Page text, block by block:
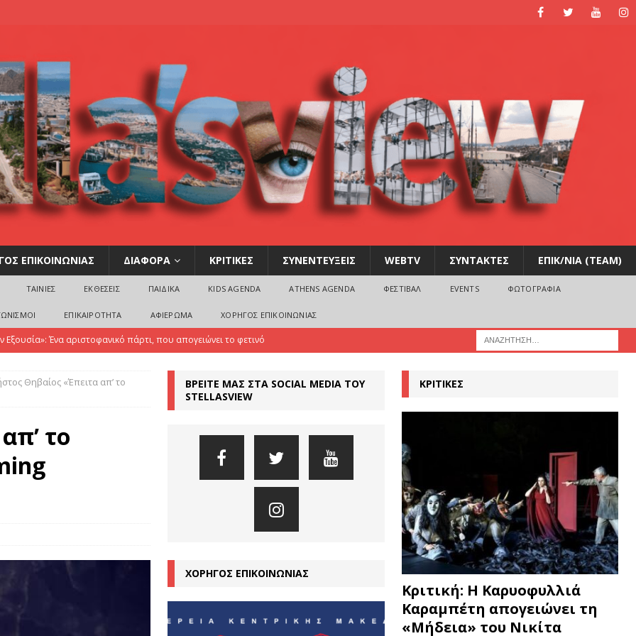
ΕΠΙΚΟΙΝΩΝΙΑΣ ΔΙΑΦΟΡΑ ΚΡΙΤΙΚΕΣ ΣΥΝΕΝΤΕΥΞΕΙΣ WEBTV ΣΥΝΤΑΚΤΕΣ ΕΠΙΚ/ΝΙΑ (TEAM)
ΤΑΙΝΙΕΣ ΕΚΘΕΣΕΙΣ ΠΑΙΔΙΚΑ KIDS AGENDA ATHENS AGENDA ΦΕΣΤΙΒΑΛ EVENTS ΦΩΤΟΓΡΑΦΙΑ
ΕΠΙΚΑΙΡΟΤΗΤΑ ΑΦΙΕΡΩΜΑ ΧΟΡΗΓΟΣ ΕΠΙΚΟΙΝΩΝΙΑΣ
Εξουσία»: Ένα αριστοφανικό πάρτι, που απογειώνει το φετινό
ο Ευριπίδης συναντά τους The Tiger Lillies, σε μια εκρηκτική
μιλά για το σήμερα με γυναικεία φωνή
ΚΡΙΤΙΚΕΣ
εποχή υπερσύνδεσης αλλά και βαθιάς μοναξιάς”
ΣΥΝΕΝΤΕΥΞΕΙΣ
ΚΡΙΤΙΚΕΣ
Θηβαίος «Έπειτα απ’ το
το
ΒΡΕΙΤΕ ΜΑΣ ΣΤΑ SOCIAL MEDIA ΤΟΥ
STELLASVIEW
ΧΟΡΗΓΟΣ ΕΠΙΚΟΙΝΩΝΙΑΣ
ΚΡΙΤΙΚΕΣ
Κριτική: Η Καρυοφυλλιά
Καραμπέτη απογειώνει τη
«Μήδεια» του Νικίτα